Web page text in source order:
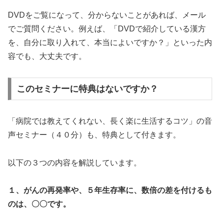
DVDをご覧になって、分からないことがあれば、メール
でご質問ください。例えば、「DVDで紹介している漢方
を、自分に取り入れて、本当によいですか？」といった内
容でも、大丈夫です。
このセミナーに特典はないですか？
「病院では教えてくれない、長く楽に生活するコツ」の音
声セミナー（４０分）も、特典として付きます。
以下の３つの内容を解説しています。
１、がんの再発率や、５年生存率に、数倍の差を付けるも
のは、〇〇です。